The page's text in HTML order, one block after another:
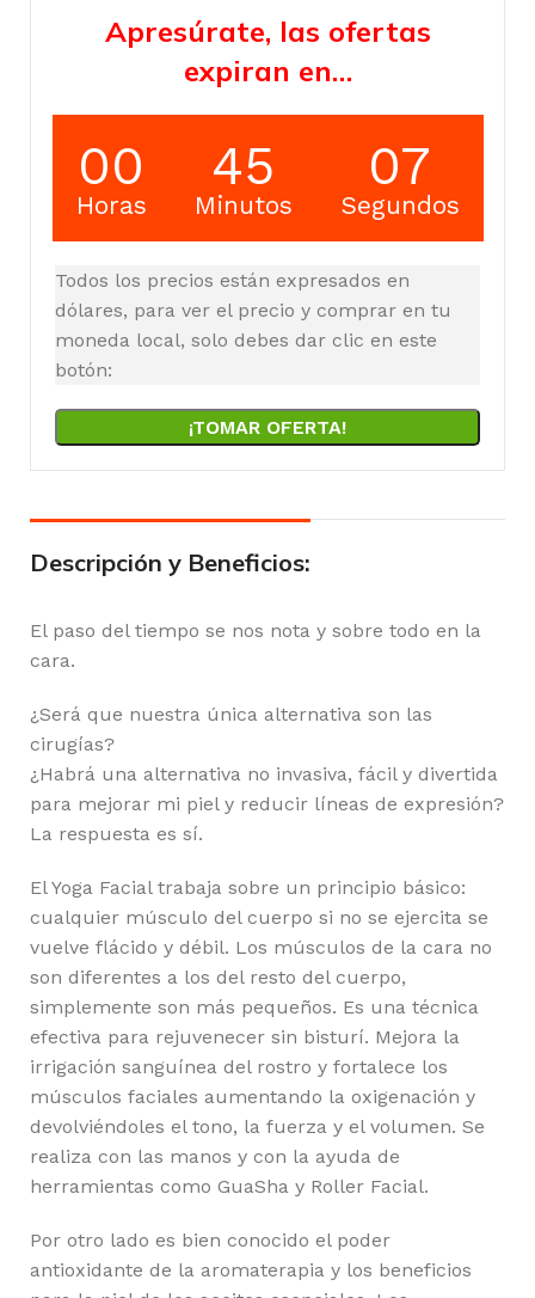
Apresúrate, las ofertas
expiran en…
00
Horas
45
Minutos
06
Segundos
Todos los precios están expresados en
dólares, para ver el precio y comprar en tu
moneda local, solo debes dar clic en este
botón:
¡TOMAR OFERTA!
Descripción y Beneficios:
El paso del tiempo se nos nota y sobre todo en la
cara.
¿Será que nuestra única alternativa son las
cirugías?
¿Habrá una alternativa no invasiva, fácil y divertida
para mejorar mi piel y reducir líneas de expresión?
La respuesta es sí.
El Yoga Facial trabaja sobre un principio básico:
cualquier músculo del cuerpo si no se ejercita se
vuelve flácido y débil. Los músculos de la cara no
son diferentes a los del resto del cuerpo,
simplemente son más pequeños. Es una técnica
efectiva para rejuvenecer sin bisturí. Mejora la
irrigación sanguínea del rostro y fortalece los
músculos faciales aumentando la oxigenación y
devolviéndoles el tono, la fuerza y el volumen. Se
realiza con las manos y con la ayuda de
herramientas como GuaSha y Roller Facial.
Por otro lado es bien conocido el poder
antioxidante de la aromaterapia y los beneficios